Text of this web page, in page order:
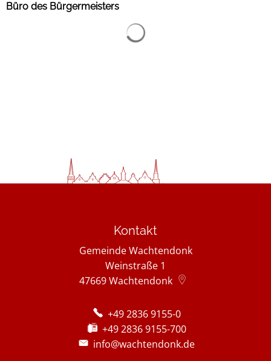
Büro des Bürgermeisters
Kontakt
Gemeinde Wachtendonk
Weinstraße 1
47669Wachtendonk
+49 2836 9155-0
+49 2836 9155-700
info@wachtendonk.de